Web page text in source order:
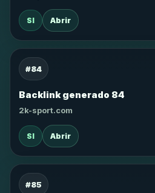
SI Abrir
#84
Backlink generado 84
2k-sport.com
SI Abrir
#85